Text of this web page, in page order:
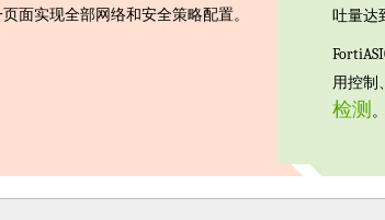
面实现全部网络和安全策略配置。
吐量达
用控制
检测 。